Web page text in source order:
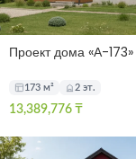
Проект дома «А-173»
173 м² 2 эт.
13,389,776 ₸